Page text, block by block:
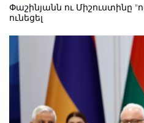
Փաշինյանն ու Միշուստինը
ունեցել